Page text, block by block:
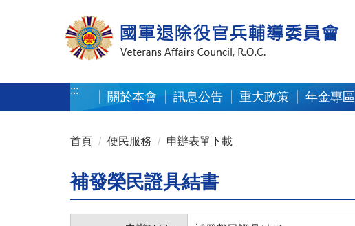
:::
關於本會 訊息公告 重大政策 年金專區
首頁 便民服務 申辦表單下載
補發榮民證具結書